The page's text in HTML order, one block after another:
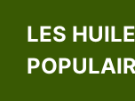
LES